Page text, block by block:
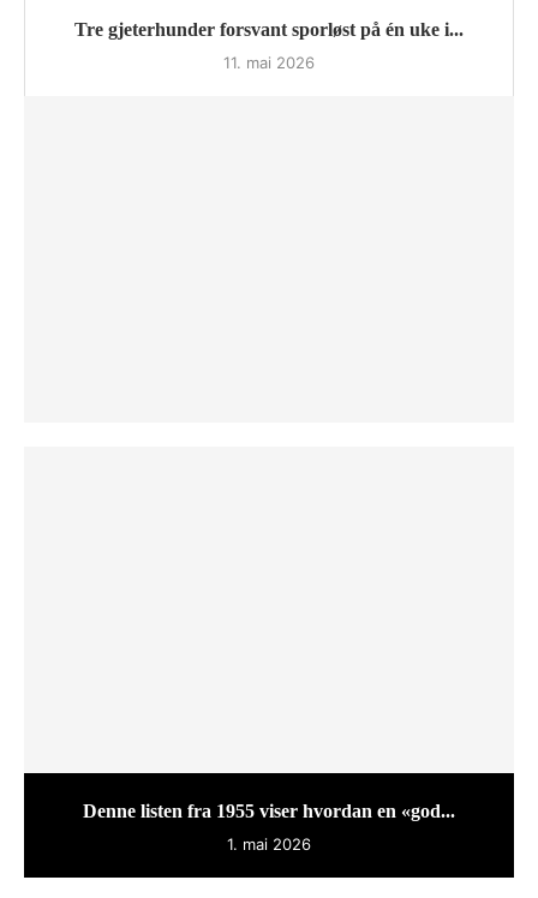
Tre gjeterhunder forsvant sporløst på én uke i...
11. mai 2026
Denne listen fra 1955 viser hvordan en «god...
1. mai 2026